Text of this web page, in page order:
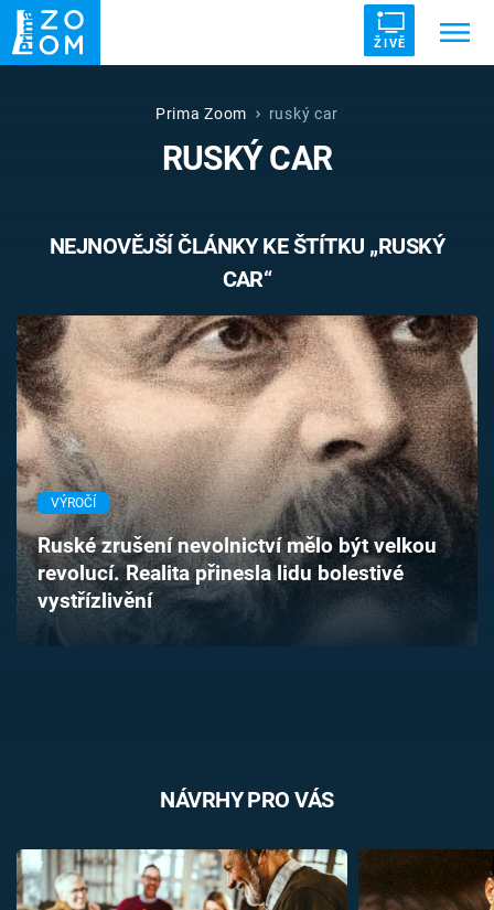
ŽIVĚ
UFO DRUHÁ SVĚTOVÁ VÁLKA
VETŘELCI DÁVNOVĚKU
Témata
Pořady
TV Program
Časopis
Sledujte prima+
Přihlášení
Prima Zoom ruský car
RUSKÝ CAR
NEJNOVĚJŠÍ ČLÁNKY KE ŠTÍTKU „RUSKÝ
CAR“
VÝROČÍ
Ruské zrušení nevolnictví mělo být velkou
revolucí. Realita přinesla lidu bolestivé
vystřízlivění
NÁVRHY PRO VÁS